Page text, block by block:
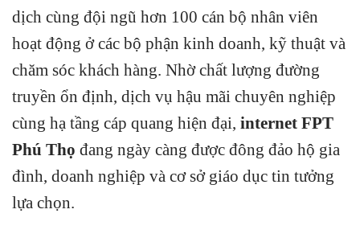
dịch cùng đội ngũ hơn 100 cán bộ nhân viên
hoạt động ở các bộ phận kinh doanh, kỹ thuật và
chăm sóc khách hàng. Nhờ chất lượng đường
truyền ổn định, dịch vụ hậu mãi chuyên nghiệp
cùng hạ tầng cáp quang hiện đại, internet FPT
Phú Thọ đang ngày càng được đông đảo hộ gia
đình, doanh nghiệp và cơ sở giáo dục tin tưởng
lựa chọn.